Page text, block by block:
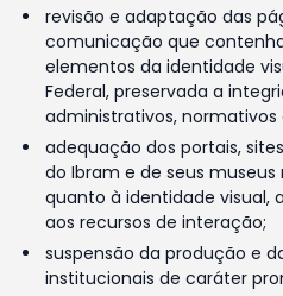
revisão e adaptação das
comunicação que
elementos da identidade
Federal, preservada a
administrativos, normativos
adequação dos portais,
do Ibram e de seus museus
quanto à identidade visual,
aos recursos de interação;
suspensão da produção e
institucionais de caráter